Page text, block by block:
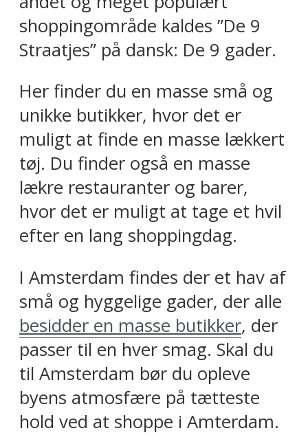
shoppingområde kaldes ”De 9
Straatjes” på dansk: De 9 gader.
Her finder du en masse små og
unikke butikker, hvor det er
muligt at finde en masse lækkert
tøj. Du finder også en masse
lækre restauranter og barer,
hvor det er muligt at tage et hvil
efter en lang shoppingdag.
I Amsterdam findes der et hav af
små og hyggelige gader, der alle
besidder en masse butikker, der
passer til en hver smag. Skal du
til Amsterdam bør du opleve
byens atmosfære på tætteste
hold ved at shoppe i Amterdam.